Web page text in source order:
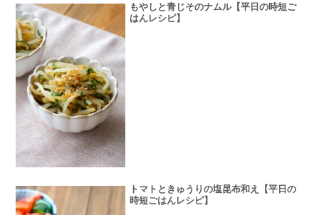
もやしと青じそのナムル【平日の時短ご
はんレシピ】
トマトときゅうりの塩昆布和え【平日の
時短ごはんレシピ】